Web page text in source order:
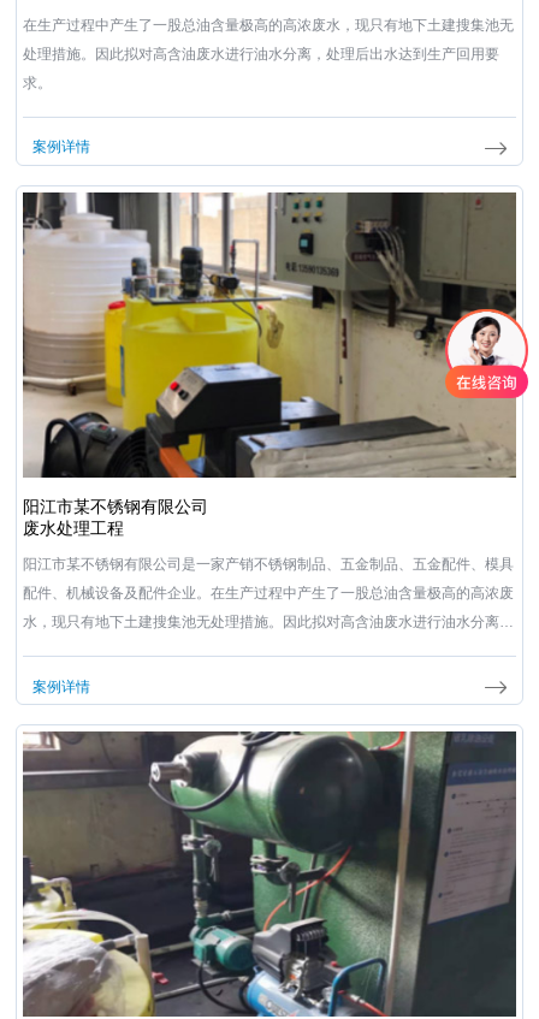
在生产过程中产生了一股总油含量极高的高浓废水，现只有地下土建搜集池无
处理措施。因此拟对高含油废水进行油水分离，处理后出水达到生产回用要
求。
案例详情
阳江市某不锈钢有限公司
废水处理工程
阳江市某不锈钢有限公司是一家产销不锈钢制品、五金制品、五金配件、模具
配件、机械设备及配件企业。在生产过程中产生了一股总油含量极高的高浓废
水，现只有地下土建搜集池无处理措施。因此拟对高含油废水进行油水分离，
案例详情